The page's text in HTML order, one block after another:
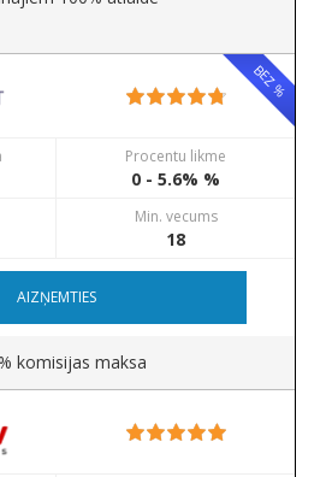
BEZ %
Procentu likme
0 - 5.6% %
Min. vecums
18
AIZŅEMTIES
komisijas maksa